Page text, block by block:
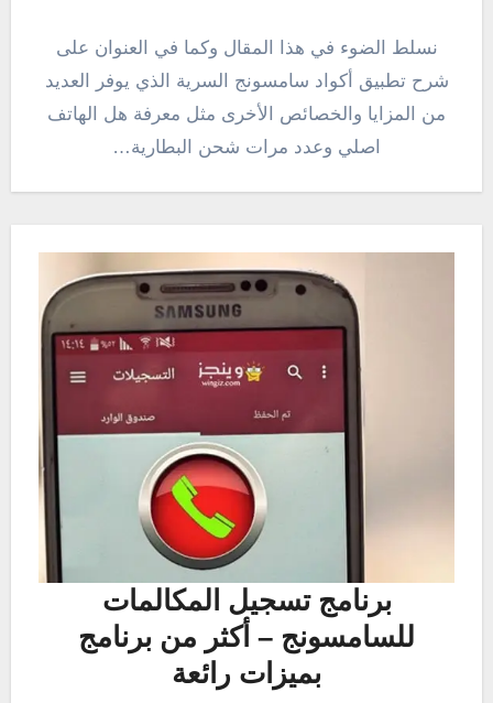
نسلط الضوء في هذا المقال وكما في العنوان على
شرح تطبيق أكواد سامسونج السرية الذي يوفر العديد
من المزايا والخصائص الأخرى مثل معرفة هل الهاتف
اصلي وعدد مرات شحن البطارية…
برنامج تسجيل المكالمات
للسامسونج – أكثر من برنامج
بميزات رائعة